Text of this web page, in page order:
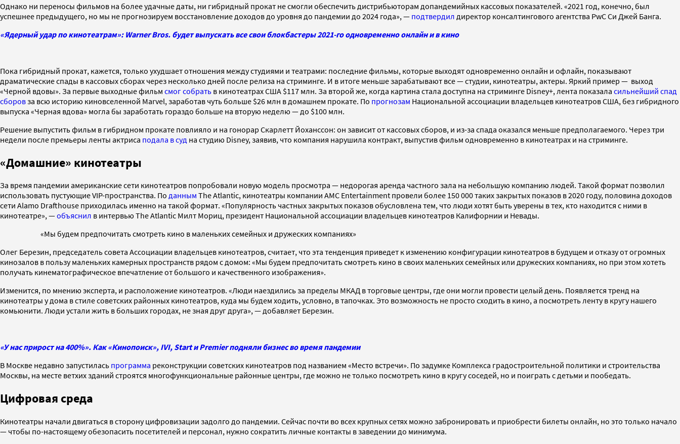
Однако ни переносы фильмов на более удачные даты, ни гибридный прокат не смогли обеспечить дистрибьюторам допандемийных кассовых показателей. «2021 год, конечно, был
успешнее предыдущего, но мы не прогнозируем восстановление доходов до уровня до пандемии до 2024 года», — подтвердил директор консалтингового агентства PwC Си Джей Банга.
«Ядерный удар по кинотеатрам»: Warner Bros. будет выпускать все свои блокбастеры 2021-го одновременно онлайн и в кино
Пока гибридный прокат, кажется, только ухудшает отношения между студиями и театрами: последние фильмы, которые выходят одновременно онлайн и офлайн, показывают
драматические спады в кассовых сборах через несколько дней после релиза на стриминге. И в итоге меньше зарабатывают все — студии, кинотеатры, актеры. Яркий пример — выход
«Черной вдовы». За первые выходные фильм смог собрать в кинотеатрах США $117 млн. За второй же, когда картина стала доступна на стриминге Disney+, лента показала сильнейший спад
сборовза всю историю киновселенной Marvel, заработав чуть больше $26 млн в домашнем прокате. По прогнозам Национальной ассоциации владельцев кинотеатров США, без гибридного
выпуска «Черная вдова» могла бы заработать гораздо больше на вторую неделю — до $100 млн.
Решение выпустить фильм в гибридном прокате повлияло и на гонорар Скарлетт Йоханссон: он зависит от кассовых сборов, и из-за спада оказался меньше предполагаемого. Через три
недели после премьеры ленты актриса подала в суд на студию Disney, заявив, что компания нарушила контракт, выпустив фильм одновременно в кинотеатрах и на стриминге.
«Домашние» кинотеатры
За время пандемии американские сети кинотеатров попробовали новую модель просмотра — недорогая аренда частного зала на небольшую компанию людей. Такой формат позволил
использовать пустующие VIP-пространства. По данным The Atlantic, кинотеатры компании AMC Entertainment провели более 150 000 таких закрытых показов в 2020 году, половина доходов
сети Alamo Drafthouse приходилась именно на такой формат. «Популярность частных закрытых показов обусловлена тем, что люди хотят быть уверены в тех, кто находится с ними в
кинотеатре», —объяснил в интервью The Atlantic Милт Мориц, президент Национальной ассоциации владельцев кинотеатров Калифорнии и Невады.
«Мы будем предпочитать смотреть кино в маленьких семейных и дружеских компаниях»
Олег Березин, председатель совета Ассоциации владельцев кинотеатров, считает, что эта тенденция приведет к изменению конфигурации кинотеатров в будущем и отказу от огромных
кинозалов в пользу маленьких камерных пространств рядом с домом: «Мы будем предпочитать смотреть кино в своих маленьких семейных или дружеских компаниях, но при этом хотеть
получать кинематографическое впечатление от большого и качественного изображения».
Изменится, по мнению эксперта, и расположение кинотеатров. «Люди наездились за пределы МКАД в торговые центры, где они могли провести целый день. Появляется тренд на
кинотеатры у дома в стиле советских районных кинотеатров, куда мы будем ходить, условно, в тапочках. Это возможность не просто сходить в кино, а посмотреть ленту в кругу нашего
комьюнити. Люди устали жить в больших городах, не зная друг друга», — добавляет Березин.
«У нас прирост на 400%». Как «Кинопоиск», IVI, Start и Premier подняли бизнес во время пандемии
В Москве недавно запустилась программа реконструкции советских кинотеатров под названием «Место встречи». По задумке Комплекса градостроительной политики и строительства
Москвы, на месте ветхих зданий строятся многофункциональные районные центры, где можно не только посмотреть кино в кругу соседей, но и поиграть с детьми и пообедать.
Цифровая среда
Кинотеатры начали двигаться в сторону цифровизации задолго до пандемии. Сейчас почти во всех крупных сетях можно забронировать и приобрести билеты онлайн, но это только начало
— чтобы по-настоящему обезопасить посетителей и персонал, нужно сократить личные контакты в заведении до минимума.